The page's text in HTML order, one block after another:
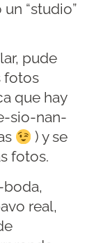
“studio”
pude
fotos
que hay
sio-nan-
) y se
fotos.
boda,
real,